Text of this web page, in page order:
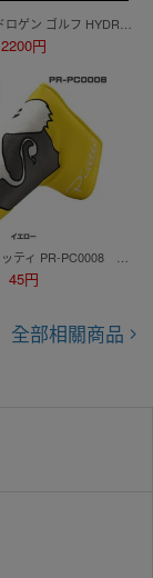
2200円
45円
全部相關商品